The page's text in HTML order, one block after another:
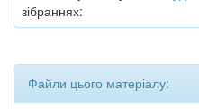
зібраннях:
Файли цього матеріалу: